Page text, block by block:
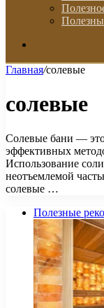
Главная/солевые
солевые
Солевые бани —
эффективных
Использование
неотъемлемой
солевые …
Полезные